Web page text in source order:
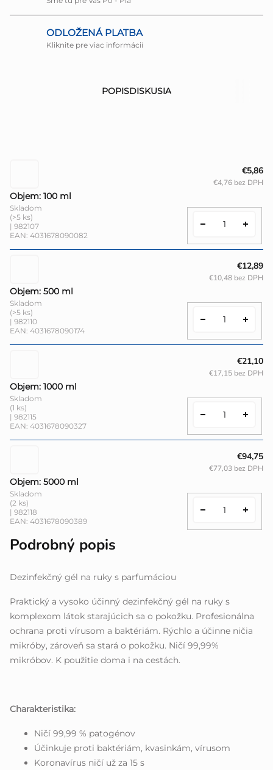
ODLOŽENÁ PLATBA
Kliknite pre viac informácií
POPISDISKUSIA
Objem: 100 ml
Skladom
(>5 ks)
| 982107
EAN: 4031678090082
€5,86
€4,76 bez DPH
Objem: 500 ml
Skladom
(>5 ks)
| 982110
EAN: 4031678090174
€12,89
€10,48 bez DPH
Objem: 1000 ml
Skladom
(1 ks)
| 982115
EAN: 4031678090327
€21,10
€17,15 bez DPH
Objem: 5000 ml
Skladom
(2 ks)
| 982118
EAN: 4031678090389
€94,75
€77,03 bez DPH
Podrobný popis
Dezinfekčný gél na ruky s parfumáciou
Praktický a vysoko účinný dezinfekčný gél na ruky s
komplexom látok starajúcich sa o pokožku. Profesionálna
ochrana proti vírusom a baktériám. Rýchlo a účinne ničia
mikróby, zároveň sa stará o pokožku. Ničí 99,99%
mikróbov. K použitie doma i na cestách.
Charakteristika:
Ničí 99,99 % patogénov
Účinkuje proti baktériám, kvasinkám, vírusom
Koronavírus ničí už za 15 s